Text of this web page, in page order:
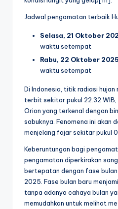
Jadwal pengamatan terbaik
Selasa, 21 Oktober
waktu setempat
Rabu, 22 Oktober 2025
waktu setempat
Di Indonesia, titik radiasi
terbit sekitar pukul 22.32
Orion yang terkenal dengan
sabuknya. Fenomena ini akan
menjelang fajar sekitar pukul
Keberuntungan bagi
pengamatan diperkirakan
bertepatan dengan fase
2025. Fase bulan baru
tanpa adanya cahaya bulan
memudahkan untuk melihat